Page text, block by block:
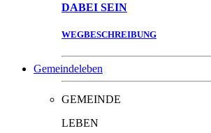
DABEI SEIN
WEGBESCHREIBUNG
Gemeindeleben
GEMEINDE
LEBEN